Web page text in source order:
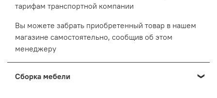
тарифам транспортной компании
Вы можете забрать приобретенный товар в нашем
магазине самостоятельно, сообщив об этом
менеджеру
Сборка мебели